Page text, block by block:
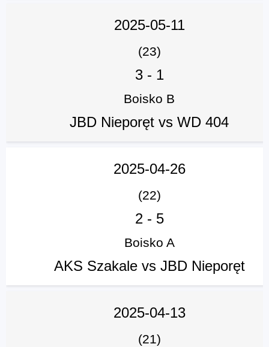
2025-05-11
(23)
3- 1
Boisko B
JBD Nieporęt vs WD 404
2025-04-26
(22)
2- 5
Boisko A
AKS Szakale vs JBD Nieporęt
2025-04-13
(21)